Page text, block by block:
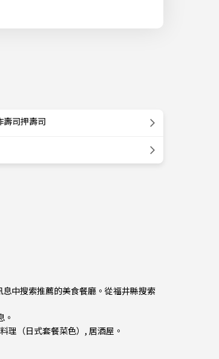
壽司押壽司
中搜索推薦的美食餐廳。從福井縣搜索
。
理（日式套餐菜色） , 居酒屋 。